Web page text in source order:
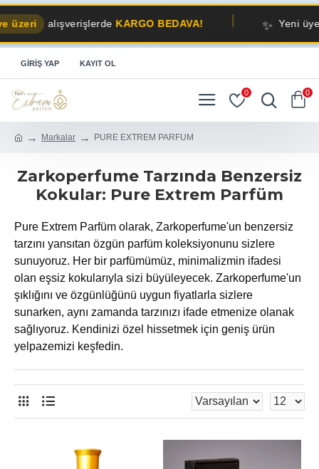
alışverişlerdeKARGO BEDAVA! Yeni üyelere
GIRIŞ YAP KAYIT OL
0 0
Markalar PURE EXTREM PARFUM
Zarkoperfume Tarzında Benzersiz
Kokular: Pure Extrem Parfüm
Pure Extrem Parfüm olarak, Zarkoperfume'un benzersiz
tarzını yansıtan özgün parfüm koleksiyonunu sizlere
sunuyoruz. Her bir parfümümüz, minimalizmin ifadesi
olan eşsiz kokularıyla sizi büyüleyecek. Zarkoperfume'un
şıklığını ve özgünlüğünü uygun fiyatlarla sizlere
sunarken, aynı zamanda tarzınızı ifade etmenize olanak
sağlıyoruz. Kendinizi özel hissetmek için geniş ürün
yelpazemizi keşfedin.